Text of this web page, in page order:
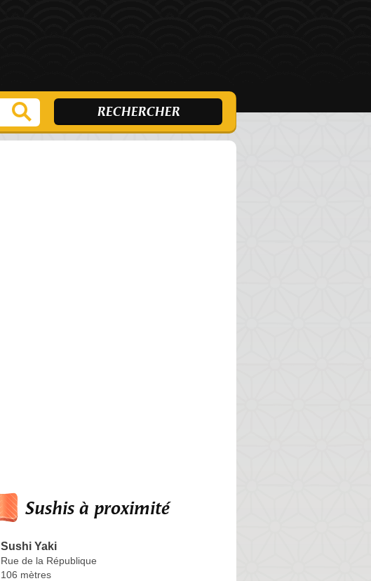
Sushis à proximité
Sushi Yaki
Rue de la République
106 mètres